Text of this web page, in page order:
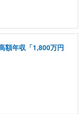
ラック
チェア 疲れない テレ
ゲーミング/勉強/事
・USB Type-C・ホワ
イトブルー)
額年収「1,800万円